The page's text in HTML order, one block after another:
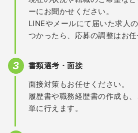
ーにお聞かせください。
LINEやメールにて届いた求人
つかったら、応募の調整はお任
書類選考・面接
面接対策もお任せください。
履歴書や職務経歴書の作成も
単に行えます。